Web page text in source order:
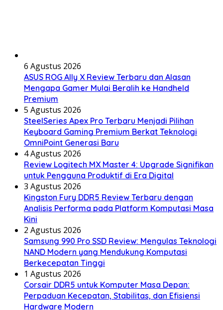
6 Agustus 2026
ASUS ROG Ally X Review Terbaru dan Alasan
Mengapa Gamer Mulai Beralih ke Handheld
Premium
5 Agustus 2026
SteelSeries Apex Pro Terbaru Menjadi Pilihan
Keyboard Gaming Premium Berkat Teknologi
OmniPoint Generasi Baru
4 Agustus 2026
Review Logitech MX Master 4: Upgrade Signifikan
untuk Pengguna Produktif di Era Digital
3 Agustus 2026
Kingston Fury DDR5 Review Terbaru dengan
Analisis Performa pada Platform Komputasi Masa
Kini
2 Agustus 2026
Samsung 990 Pro SSD Review: Mengulas Teknologi
NAND Modern yang Mendukung Komputasi
Berkecepatan Tinggi
1 Agustus 2026
Corsair DDR5 untuk Komputer Masa Depan:
Perpaduan Kecepatan, Stabilitas, dan Efisiensi
Hardware Modern